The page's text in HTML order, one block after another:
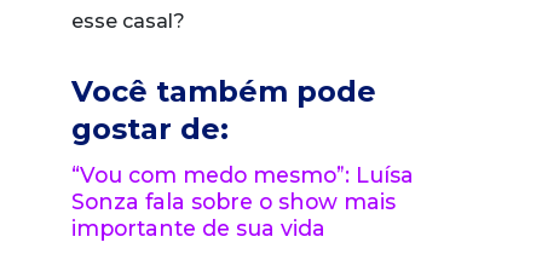
esse casal?
Você também pode
gostar de:
“Vou com medo mesmo”: Luísa
Sonza fala sobre o show mais
importante de sua vida